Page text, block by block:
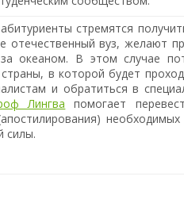
стремятся
отечественный вуз, желают
океаном. В этом случае
в которой будет
и обратиться в
Лингва помогает
силы.